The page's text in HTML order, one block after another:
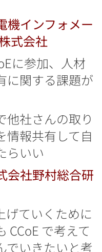
機インフォメー
式会社
に参加、人材
に関する課題が
他社さんの取り
情報共有して自
らいい
会社野村総合研
げていくために
CCoE で考えて
でいきたいと考